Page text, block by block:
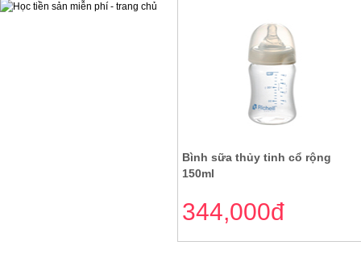
Bình sữa thủy tinh cổ rộng
150ml
344,000đ